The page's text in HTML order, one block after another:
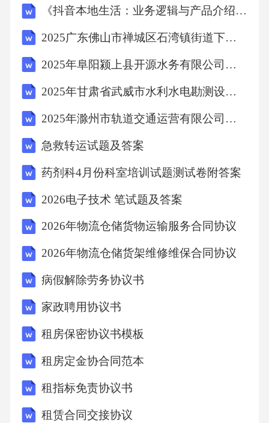
表现，及时发现问题并互相反馈。0106效果评
估与优化行为改善评估标准遵守纪律规范观察
儿童在日常生活和学习中是否能够严格遵守纪
律规范，如不迟到、不早退、不打架等。课堂
现，包括听讲、发言、与同学互动等方面。观
察儿童是否能够自觉完成作业、整理个人物
品、保持课桌整洁等，以评估其自我管理能
力。123班级动态反馈收集教师在班级中实时记
录儿童的行为表现，以便及时发现问题并进行
针对性教育。实时记录鼓励儿童对自己的行为
进行评价，培养自我认知和反思能力。学生自
评让同学之间互相评价，促进班级氛围的和谐
化教育针对不同儿童的特点和问
《抖音本地生活：业务逻辑与产品介绍》考试试卷
2025广东佛山市禅城区石湾镇街道下属公有企业人员招聘3人笔试历年常考点试题专练附带答案详解
2025年阜阳颍上县开源水务有限公司公开招聘劳务派遣工作人员12名笔试历年难易错考点试卷带答案解析
2025年甘肃省武威市水利水电勘测设计院有限公司招聘12人笔试历年难易错考点试卷带答案解析
2025年滁州市轨道交通运营有限公司第二批次社会招聘4人笔试历年典型考点题库附带答案详解
急救转运试题及答案
药剂科4月份科室培训试题测试卷附答案
2026电子技术 笔试题及答案
2026年物流仓储货物运输服务合同协议
2026年物流仓储货架维修维保合同协议
病假解除劳务协议书
家政聘用协议书
租房保密协议书模板
租房定金协合同范本
租指标免责协议书
租赁合同交接协议